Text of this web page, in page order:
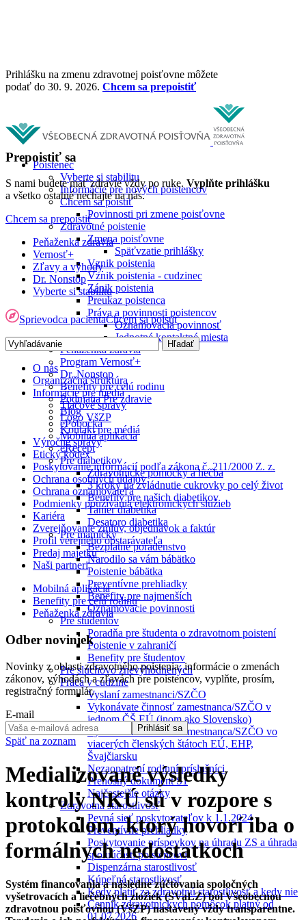
Prihlášku na zmenu zdravotnej poisťovne môžete
podať do 30. 9. 2026. Chcem sa prepoistiť
Poistenec
Vyberte si stabilitu
Informácie pre nových poistencov
Chcem sa poistiť
Povinnosti pri zmene poisťovne
Zdravotné poistenie
Zmena poisťovne
Späťvzatie prihlášky
Vznik poistenia
Vznik poistenia - cudzinec
Zánik poistenia
Preukaz poistenca
Práva a povinnosti poistencov
Oznamovacia povinnosť
Jednotné kontaktné miesta
Peňaženka zdravia
Program Vernosť+
Dr. Nonstop
Benefity pre celú rodinu
Podujatia Pre zdravie
Blog
ePobočka
Mobilná aplikácia
eRecept
Pre diabetikov
Zdravotnícke pomôcky a liečba
3 kroky na zvládnutie cukrovky po celý život
Benefity pre našich diabetikov
Tanier diabetika
Desatoro diabetika
Pre mamičky
Bezplatné poradenstvo
Narodilo sa vám bábätko
Poistenie bábätka
Preventívne prehliadky
Benefity pre najmenších
Oznamovacie povinnosti
Pre študentov
Poradňa pre študenta o zdravotnom poistení
Poistenie v zahraničí
Benefity pre študentov
Pre sluchovo znevýhodnených
Práca v cudzine
Vyslaní zamestnanci/SZČO
Vykonávate činnosť zamestnanca/SZČO v
jednom ČŠ EÚ (inom ako Slovensko)
Vykonávam činnosť zamestnanca/SZČO vo
viacerých členských štátoch EÚ, EHP,
Švajčiarsku
Nezaopatrení rodinní príslušníci
Prenosný dokument S1
Najčastejšie otázky
Zdravotná starostlivosť
Pevná sieť poskytovateľov k 1.1.2024
Preventívne prehliadky
Poskytovanie príspevkov na úhradu ZS a úhrada
spoluúčasti poistencovi
Dispenzárna starostlivosť
Kúpeľná starostlivosť
Kedy platiť za zdravotnú starostlivosť a kedy nie
Cenník zdravotníckych pomôcok platný od
01.07.2026
Prepoistiť sa
S nami budete mať zdravie vždy po ruke. Vyplňte prihlášku
a všetko ostatné nechajte na nás.
Chcem sa prepoistiť
Peňaženka zdravia
Vernosť+
Zľavy a výhody
Dr. Nonstop
Vyberte si stabilitu
Sprievodca pacientaChcem sa poistiť
O nás
Organizačná štruktúra
Informácie pre médiá
Tlačové správy
Logo VšZP
Kontakt pre médiá
Výročné správy
Etický kódex
Poskytovanie informácií podľa zákona č. 211/2000 Z. z.
Ochrana osobných údajov
Ochrana oznamovateľa
Podmienky používania elektronických služieb
Kariéra
Zverejňovanie zmlúv, objednávok a faktúr
Profil verejného obstarávateľa
Predaj majetku
Naši partneri
Mobilná aplikácia
Benefity pre celú rodinu
Peňaženka zdravia
Odber noviniek
Novinky z oblasti zdravotného poistenia, informácie o zmenách
zákonov, výhodách a zľavách pre poistencov, vyplňte, prosím,
registračný formulár.
E-mail
Prihlásiť sa
Späť na zoznam
Medializované výsledky
kontroly NKÚ sú v rozpore s
protokolom, ktorý hovorí iba o
formálnych nedostatkoch
Systém financovania a následne zúčtovania spoločných
vyšetrovacích a liečebných zložiek (SVaLZ) bol Všeobecnou
zdravotnou poisťovňou (VšZP) nastavený vždy transparentne.